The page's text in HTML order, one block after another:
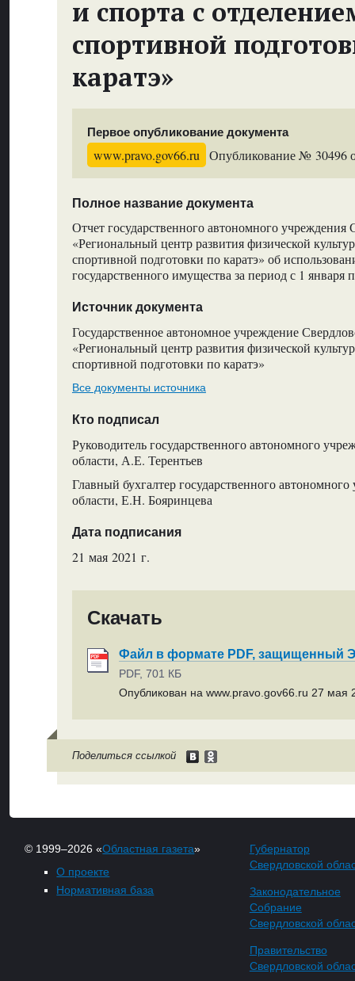
и спорта с
спортивной
каратэ»
Первое опубликование документа
www.pravo.gov66.ru Опубликование № 30496
Полное название документа
Отчет государственного автономного учреждения
«Региональный центр развития физической
спортивной подготовки по каратэ» об
государственного имущества за период с 1 января
Источник документа
Государственное автономное учреждение
«Региональный центр развития физической
спортивной подготовки по каратэ»
Все документы источника
Кто подписал
Руководитель государственного автономного
области, А.Е. Терентьев
Главный бухгалтер государственного
области, Е.Н. Бояринцева
Дата подписания
21 мая 2021 г.
Скачать
Файл в формате PDF, защищенный
PDF, 701 КБ
Опубликован на www.pravo.gov66.ru 27 мая
Поделиться ссылкой
© 1999–2026 «Областная газета»
О проекте
Нормативная база
Губернатор
Свердловской
Законодательное
Собрание
Свердловской
Правительство
Свердловской